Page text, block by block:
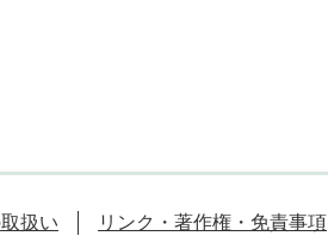
扱い リンク・著作権・免責事項